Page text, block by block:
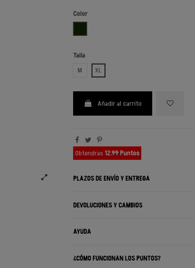
Color
Talla
M
XL
Añadir al carrito
Obtendrás 12.99 Puntos
PLAZOS DE ENVÍO Y ENTREGA
DEVOLUCIONES Y CAMBIOS
AYUDA
¿CÓMO FUNCIONAN LOS PUNTOS?